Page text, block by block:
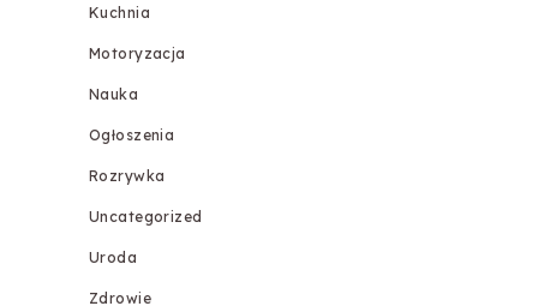
Kuchnia
Motoryzacja
Nauka
Ogłoszenia
Rozrywka
Uncategorized
Uroda
Zdrowie